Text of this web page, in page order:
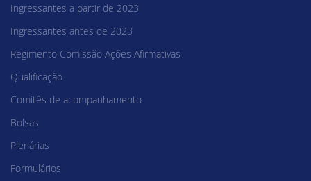
Ingressantes a partir de 2023
Ingressantes antes de 2023
Regimento Comissão Ações Afirmativas
Qualificação
Comitês de acompanhamento
Bolsas
Plenárias
Formulários